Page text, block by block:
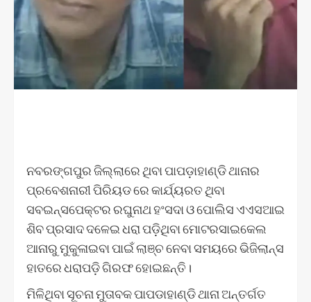
ନବରଙ୍ଗପୁର ଜିଲ୍ଲାରେ ଥିବା ପାପଡ଼ାହାଣ୍ଡି ଥାନାର
ପ୍ରବେଶନାରୀ ପିରିୟଡ ରେ କାର୍ଯ୍ୟରତ ଥିବା
ସବଇନ୍ସପେକ୍ଟର ରଘୁନାଥ ହଂସଦା ଓ ପୋଲିସ ଏଏସଆଇ
ଶିବ ପ୍ରସାଦ ଦଳେଇ ଧରା ପଡ଼ିଥିବା ମୋଟରସାଇକେଲ
ଆନାରୁ ମୁକୁଳାଇବା ପାଇଁ ଲାଞ୍ଚ ନେବା ସମୟରେ ଭିଜିଲାନ୍ସ
ହାତରେ ଧରାପଡ଼ି ଗିରଫ ହୋଇଛନ୍ତି।
ମିଳିଥିବା ସୂଚନା ମୁତାବକ ପାପଡାହାଣ୍ଡି ଥାନା ଅନ୍ତର୍ଗତ